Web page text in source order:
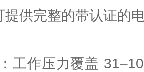
提供完整的带认证的
工作压力覆盖